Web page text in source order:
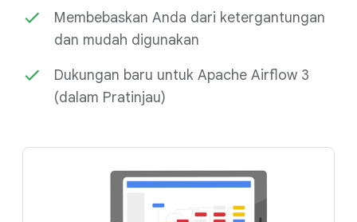
Membebaskan Anda dari ketergantungan
dan mudah digunakan
Dukungan baru untuk Apache Airflow 3
(dalam Pratinjau)